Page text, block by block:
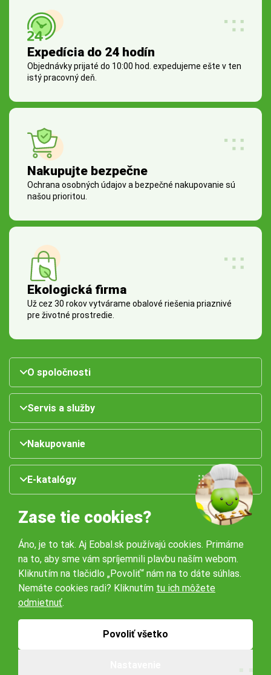
Expedícia do 24 hodín
Objednávky prijaté do 10:00 hod. expedujeme ešte v ten
istý pracovný deň.
Nakupujte bezpečne
Ochrana osobných údajov a bezpečné nakupovanie sú
našou prioritou.
Ekologická firma
Už cez 30 rokov vytvárame obalové riešenia priaznivé
pre životné prostredie.
O spoločnosti
Servis a služby
Nakupovanie
E-katalógy
Naše pobočky:
Obchodné podmienky
Zase tie cookies?
Áno, je to tak. Aj Eobal.sk používajú cookies. Primárne
na to, aby sme vám spríjemnili plavbu naším webom.
Kliknutím na tlačidlo „Povoliť“ nám na to dáte súhlas.
Nemáte cookies radi? Kliknutím tu ich môžete
odmietnuť.
Povoliť všetko